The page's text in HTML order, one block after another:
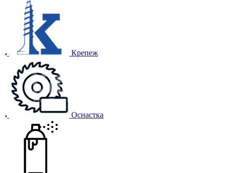
Крепеж
Оснастка